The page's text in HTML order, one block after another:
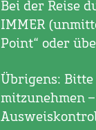
Bei der Reise
IMMER
Point“ oder
Übrigens:
mitzunehmen